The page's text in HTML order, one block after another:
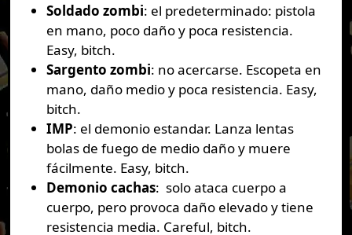
Soldado zombi: el predeterminado: pistola
en mano, poco daño y poca resistencia.
Easy, bitch.
Sargento zombi: no acercarse. Escopeta en
mano, daño medio y poca resistencia. Easy,
bitch.
IMP: el demonio estandar. Lanza lentas
bolas de fuego de medio daño y muere
fácilmente. Easy, bitch.
Demonio cachas: solo ataca cuerpo a
cuerpo, pero provoca daño elevado y tiene
resistencia media. Careful, bitch.